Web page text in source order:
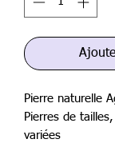
Pierre naturelle
Pierres de
variées